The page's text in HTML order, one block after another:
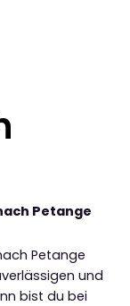
Petange
Petange
und
bist du bei